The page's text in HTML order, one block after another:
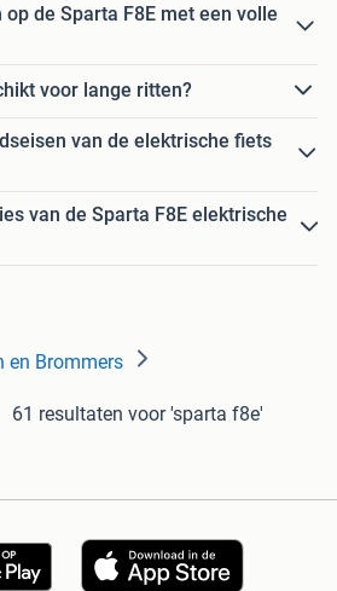
de Sparta F8E met een volle
voor lange ritten?
van de elektrische fiets
van de Sparta F8E elektrische
en Brommers
61 resultaten voor 'sparta f8e'